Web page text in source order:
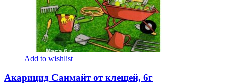
Add to wishlist
Акарицид Санмайт от клещей, 6г